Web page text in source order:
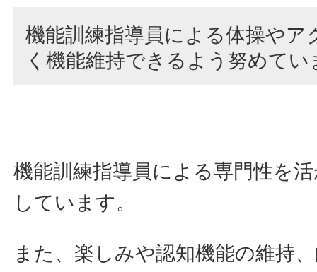
機能訓練指導員による体操やア
く機能維持できるよう努めてい
機能訓練指導員による専門性を
しています。
また、楽しみや認知機能の維持